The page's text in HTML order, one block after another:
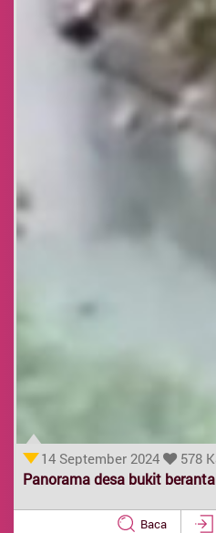
14 September 2024 578
Panorama desa bukit
Baca